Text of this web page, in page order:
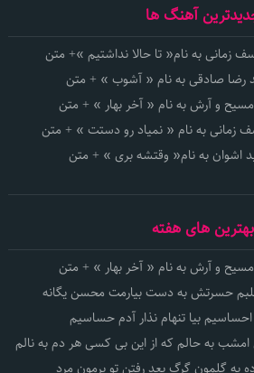
آهنگ ها
زمانی به نام« تا حالا نداشتیم »+ متن
رضا صادقی به نام « آشوب » + متن
و آرش به نام « آخر بهار » + متن
زمانی به نام « نمیاد رو دستت » + متن
اشوان به نام« وقتشه بری » + متن
بهترین های هفته
و آرش به نام « آخر بهار » + متن
قلبم حسرتش به دست بیارمت محسن یگانه
بیا تنهام نذار آدم حساسیم
امشب به حالم که از این بی کسی هر دم به نالم
به گلمون گرگ بعد رفتن تو برمون مرد